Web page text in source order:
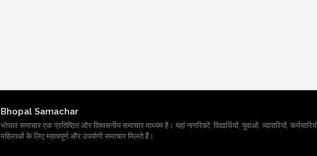
Bhopal Samachar
भोपाल समाचार एक प्रतिष्ठित और विश्वसनीय समाचार माध्यम है। यहां नागरिकों, विद्यार्थियों, युवाओं, व्यापारियों,
महिलाओं के लिए महत्वपूर्ण और उपयोगी समाचार मिलते हैं।